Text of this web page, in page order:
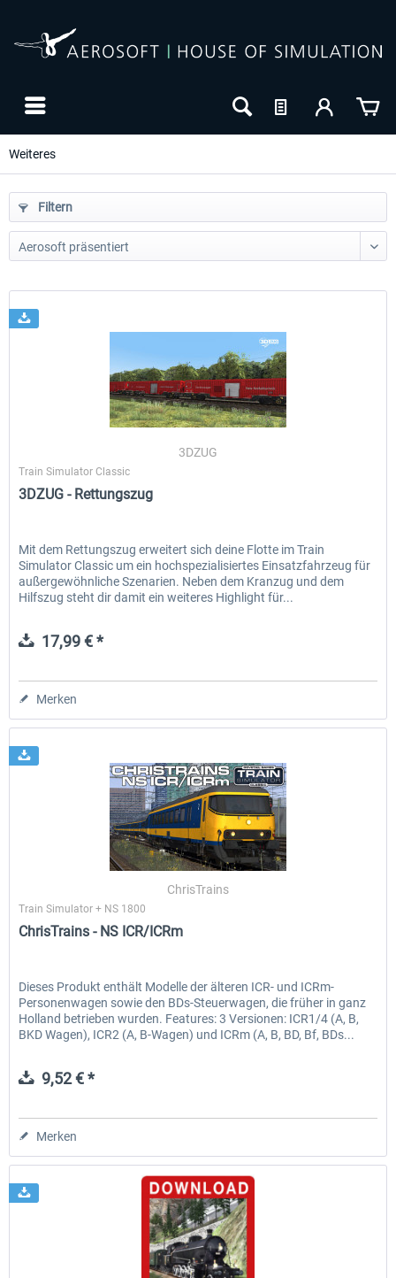
Weiteres
Saxon IV-K (Saechsische IV-K)
Filtern
3DZUG
Train Simulator Classic
3DZUG - Rettungszug
Mit dem Rettungszug erweitert sich deine Flotte im Train
Simulator Classic um ein hochspezialisiertes Einsatzfahrzeug für
außergewöhnliche Szenarien. Neben dem Kranzug und dem
Hilfszug steht dir damit ein weiteres Highlight für...
17,99 € *
Merken
ChrisTrains
Train Simulator + NS 1800
ChrisTrains - NS ICR/ICRm
Dieses Produkt enthält Modelle der älteren ICR- und ICRm-
Personenwagen sowie den BDs-Steuerwagen, die früher in ganz
Holland betrieben wurden. Features: 3 Versionen: ICR1/4 (A, B,
BKD Wagen), ICR2 (A, B-Wagen) und ICRm (A, B, BD, Bf, BDs...
9,52 € *
Merken